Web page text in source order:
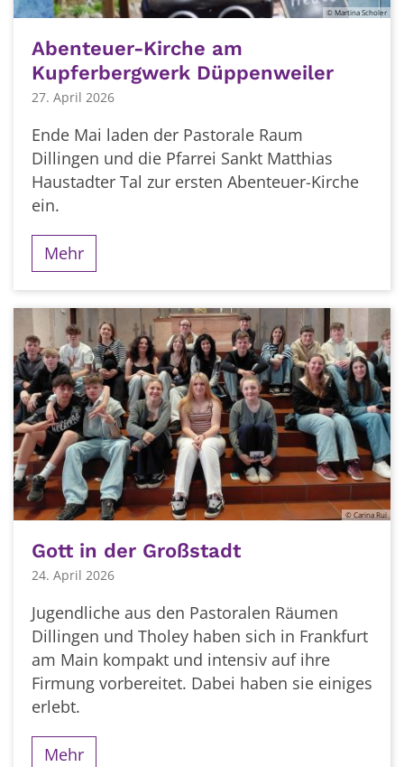
© Martina Scholer
Abenteuer-Kirche am
Kupferbergwerk Düppenweiler
27. April 2026
Ende Mai laden der Pastorale Raum
Dillingen und die Pfarrei Sankt Matthias
Haustadter Tal zur ersten Abenteuer-Kirche
ein.
Mehr
© Carina Rui
Gott in der Großstadt
24. April 2026
Jugendliche aus den Pastoralen Räumen
Dillingen und Tholey haben sich in Frankfurt
am Main kompakt und intensiv auf ihre
Firmung vorbereitet. Dabei haben sie einiges
erlebt.
Mehr